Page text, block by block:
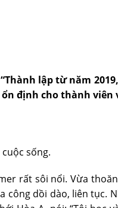
lập từ năm
định cho thành viên
sống.
rất sôi nổi. Vừa
công dồi dào, liên tục.